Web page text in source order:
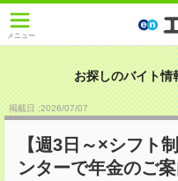
メニュー
お探しのバイト情
掲載日 :2026/07/07
【週3日～×シフト
ンターで年金のご